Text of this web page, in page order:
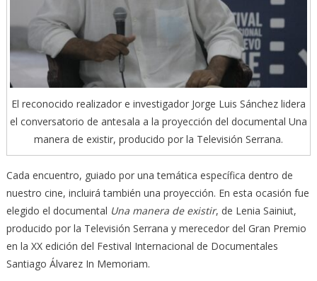
El reconocido realizador e investigador Jorge Luis Sánchez lidera
el conversatorio de antesala a la proyección del documental Una
manera de existir, producido por la Televisión Serrana.
Cada encuentro, guiado por una temática específica dentro de
nuestro cine, incluirá también una proyección. En esta ocasión fue
elegido el documental Una manera de existir, de Lenia Sainiut,
producido por la Televisión Serrana y merecedor del Gran Premio
en la XX edición del Festival Internacional de Documentales
Santiago Álvarez In Memoriam.